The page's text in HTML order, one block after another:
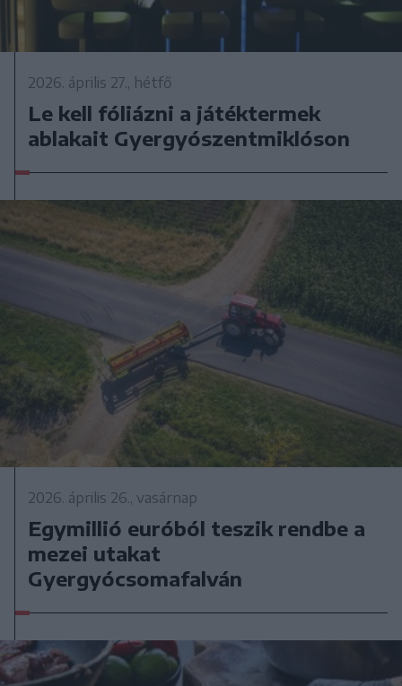
2026. április 27., hétfő
Le kell fóliázni a játéktermek
ablakait Gyergyószentmiklóson
2026. április 26., vasárnap
Egymillió euróból teszik rendbe a
mezei utakat
Gyergyócsomafalván